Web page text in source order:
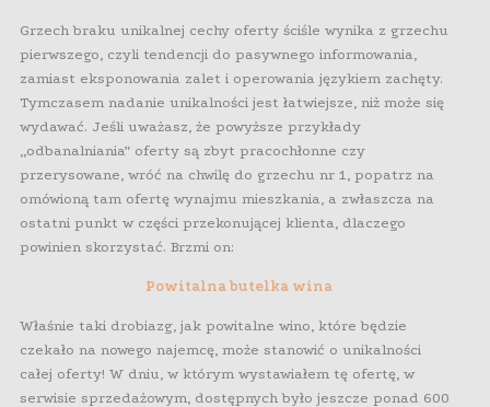
Grzech braku unikalnej cechy oferty ściśle wynika z grzechu
pierwszego, czyli tendencji do pasywnego informowania,
zamiast eksponowania zalet i operowania językiem zachęty.
Tymczasem nadanie unikalności jest łatwiejsze, niż może się
wydawać. Jeśli uważasz, że powyższe przykłady
„odbanalniania” oferty są zbyt pracochłonne czy
przerysowane, wróć na chwilę do grzechu nr 1, popatrz na
omówioną tam ofertę wynajmu mieszkania, a zwłaszcza na
ostatni punkt w części przekonującej klienta, dlaczego
powinien skorzystać. Brzmi on:
Powitalna butelka wina
Właśnie taki drobiazg, jak powitalne wino, które będzie
czekało na nowego najemcę, może stanowić o unikalności
całej oferty! W dniu, w którym wystawiałem tę ofertę, w
serwisie sprzedażowym, dostępnych było jeszcze ponad 600